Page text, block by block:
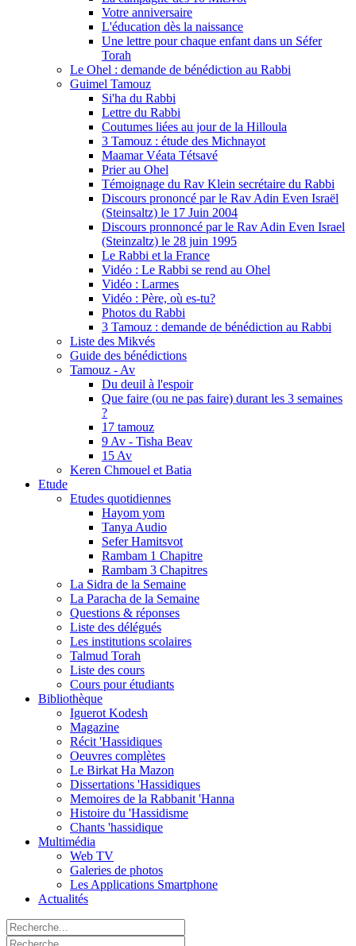
Votre anniversaire
L'éducation dès la naissance
Une lettre pour chaque enfant dans un Séfer
Torah
Le Ohel : demande de bénédiction au Rabbi
Guimel Tamouz
Si'ha du Rabbi
Lettre du Rabbi
Coutumes liées au jour de la Hilloula
3 Tamouz : étude des Michnayot
Maamar Véata Tétsavé
Prier au Ohel
Témoignage du Rav Klein secrétaire du Rabbi
Discours prononcé par le Rav Adin Even Israël
(Steinsaltz) le 17 Juin 2004
Discours pronnoncé par le Rav Adin Even Israel
(Steinzaltz) le 28 juin 1995
Le Rabbi et la France
Vidéo : Le Rabbi se rend au Ohel
Vidéo : Larmes
Vidéo : Père, où es-tu?
Photos du Rabbi
3 Tamouz : demande de bénédiction au Rabbi
Liste des Mikvés
Guide des bénédictions
Tamouz - Av
Du deuil à l'espoir
Que faire (ou ne pas faire) durant les 3 semaines
?
17 tamouz
9 Av - Tisha Beav
15 Av
Keren Chmouel et Batia
Etude
Etudes quotidiennes
Hayom yom
Tanya Audio
Sefer Hamitsvot
Rambam 1 Chapitre
Rambam 3 Chapitres
La Sidra de la Semaine
La Paracha de la Semaine
Questions & réponses
Liste des délégués
Les institutions scolaires
Talmud Torah
Liste des cours
Cours pour étudiants
Bibliothèque
Iguerot Kodesh
Magazine
Récit 'Hassidiques
Oeuvres complètes
Le Birkat Ha Mazon
Dissertations 'Hassidiques
Memoires de la Rabbanit 'Hanna
Histoire du 'Hassidisme
Chants 'hassidique
Multimédia
Web TV
Galeries de photos
Les Applications Smartphone
Actualités